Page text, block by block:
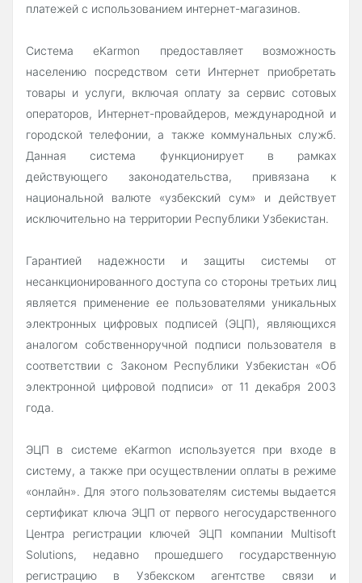
платежей с использованием интернет-магазинов.
Система eKarmon предоставляет возможность
населению посредством сети Интернет приобретать
товары и услуги, включая оплату за сервис сотовых
операторов, Интернет-провайдеров, международной и
городской телефонии, а также коммунальных служб.
Данная система функционирует в рамках
действующего законодательства, привязана к
национальной валюте «узбекский сум» и действует
исключительно на территории Республики Узбекистан.
Гарантией надежности и защиты системы от
несанкционированного доступа со стороны третьих лиц
является применение ее пользователями уникальных
электронных цифровых подписей (ЭЦП), являющихся
аналогом собственноручной подписи пользователя в
соответствии с Законом Республики Узбекистан «Об
электронной цифровой подписи» от 11 декабря 2003
года.
ЭЦП в системе eKarmon используется при входе в
систему, а также при осуществлении оплаты в режиме
«онлайн». Для этого пользователям системы выдается
сертификат ключа ЭЦП от первого негосударственного
Центра регистрации ключей ЭЦП компании Multisoft
Solutions, недавно прошедшего государственную
регистрацию в Узбекском агентстве связи и